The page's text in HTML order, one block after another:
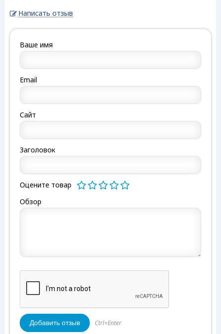
Написать отзыв
Ваше имя
Email
Сайт
Заголовок
Оцените товар
Обзор
Ctrl+Enter